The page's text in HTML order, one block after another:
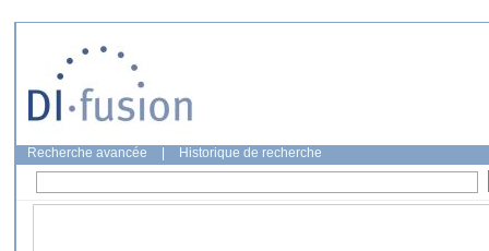
Recherche avancée Historique de recherche